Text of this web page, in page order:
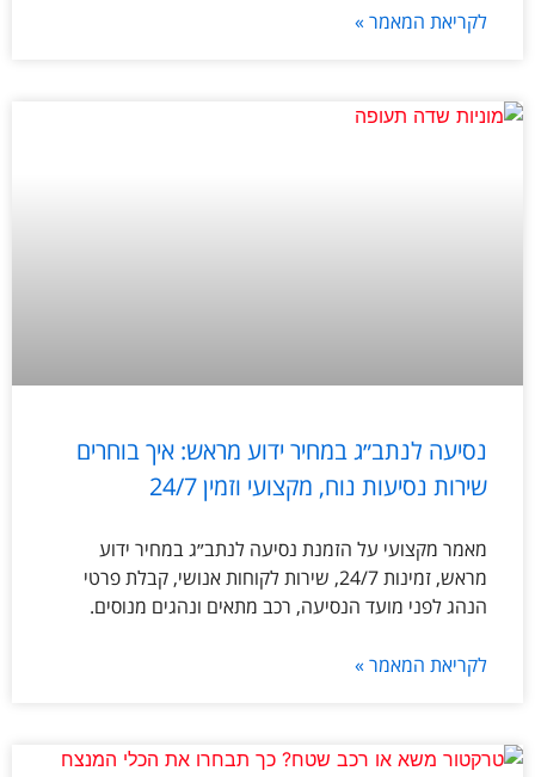
לקריאת המאמר »
נסיעה לנתב״ג במחיר ידוע מראש: איך בוחרים
שירות נסיעות נוח, מקצועי וזמין 24/7
מאמר מקצועי על הזמנת נסיעה לנתב״ג במחיר ידוע
מראש, זמינות 24/7, שירות לקוחות אנושי, קבלת פרטי
הנהג לפני מועד הנסיעה, רכב מתאים ונהגים מנוסים.
לקריאת המאמר »